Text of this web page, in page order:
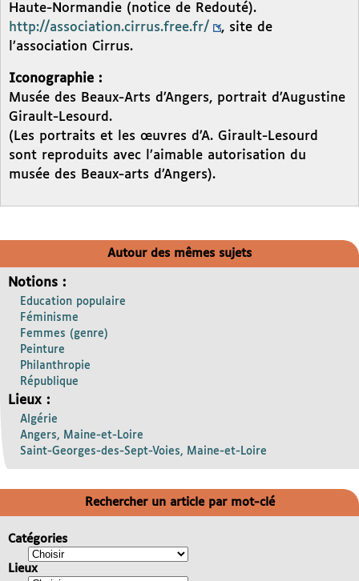
Haute-Normandie (notice de Redouté).
http://association.cirrus.free.fr/
, site de
l’association Cirrus.
Iconographie :
Musée des Beaux-Arts d’Angers, portrait d’Augustine
Girault-Lesourd.
(Les portraits et les œuvres d’A. Girault-Lesourd
sont reproduits avec l’aimable autorisation du
musée des Beaux-arts d’Angers).
Autour des mêmes sujets
Notions :
Education populaire
Féminisme
Femmes (genre)
Peinture
Philanthropie
République
Lieux :
Algérie
Angers, Maine-et-Loire
Saint-Georges-des-Sept-Voies, Maine-et-Loire
Rechercher un article par mot-clé
Catégories
Lieux